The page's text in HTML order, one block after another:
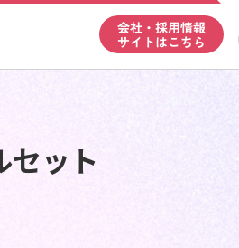
会社・採用情報
サイトはこちら
ット